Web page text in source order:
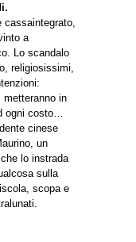
a
Lo scandalo
religiosissimi,
in
ogni costo…
cinese
un
lo instrada
sulla
scopa e